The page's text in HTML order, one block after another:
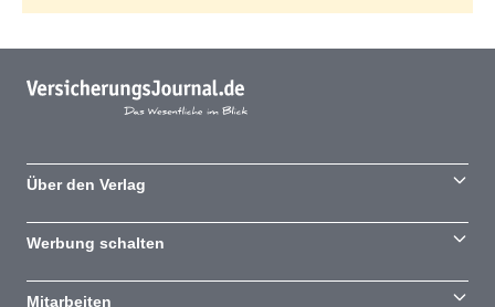
Über den Verlag
Werbung schalten
Mitarbeiten